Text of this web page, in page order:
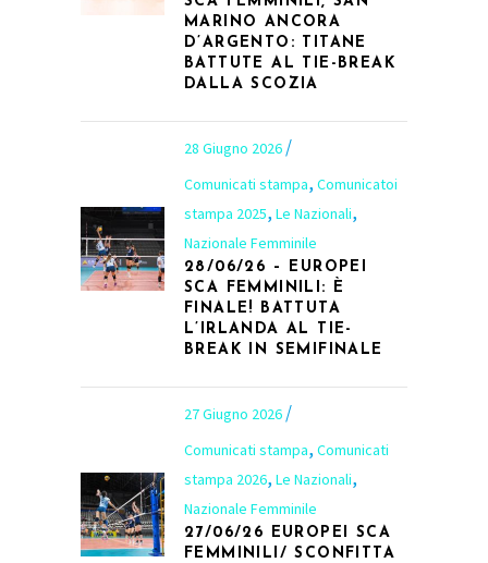
MARINO ANCORA
D’ARGENTO: TITANE
BATTUTE AL TIE-BREAK
DALLA SCOZIA
28 Giugno 2026
Comunicati stampa, Comunicatoi
stampa 2025, Le Nazionali,
Nazionale Femminile
28/06/26 – EUROPEI
SCA FEMMINILI: È
FINALE! BATTUTA
L’IRLANDA AL TIE-
BREAK IN SEMIFINALE
27 Giugno 2026
Comunicati stampa, Comunicati
stampa 2026, Le Nazionali,
Nazionale Femminile
27/06/26 EUROPEI SCA
FEMMINILI/ SCONFITTA